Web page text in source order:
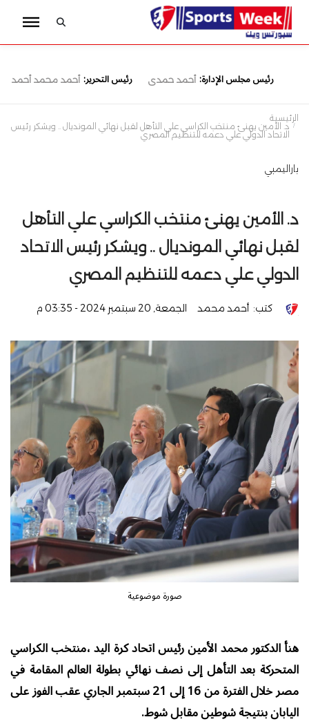
رئيس مجلس الإدارة: أحمد حمدى رئيس التحرير: أحمد محمد أحمد
الرئيسية
د. الأمين يهنئ منتخب الكراسي علي التأهل لقبل نهائي المونديال .. ويشكر رئيس
الاتحاد الدولي علي دعمه للتنظيم المصري
باراليمبي
د. الأمين يهنئ منتخب الكراسي علي التأهل
لقبل نهائي المونديال .. ويشكر رئيس الاتحاد
الدولي علي دعمه للتنظيم المصري
كتب: أحمد محمد الجمعة, 20 سبتمبر 2024 - 03:35 م
صورة موضوعية
هنأ الدكتور محمد الأمين رئيس اتحاد كرة اليد ،منتخب الكراسي
المتحركة بعد التأهل إلى نصف نهائي بطولة العالم المقامة في
مصر خلال الفترة من 16 إلى 21 سبتمبر الجاري عقب الفوز على
اليابان بنتيجة شوطين مقابل شوط.